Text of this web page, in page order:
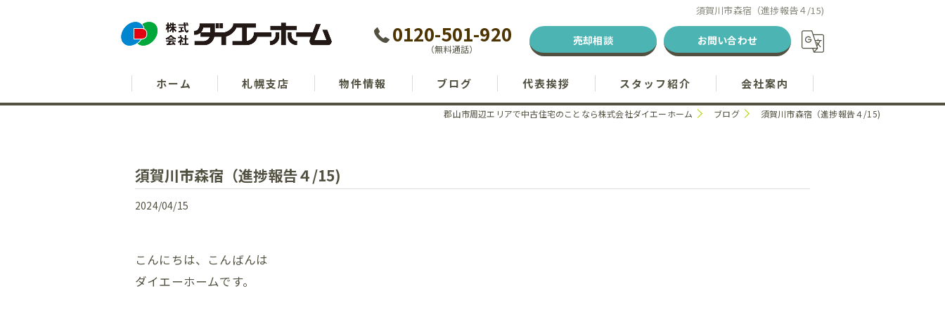
須賀川市森宿（進捗報告４/15)
0120-501-920
（無料通話）
売却相談 お問い合わせ
ホーム 札幌支店 物件情報 ブログ 代表挨拶 スタッフ紹介 会社案内
郡山市周辺エリアで中古住宅のことなら株式会社ダイエーホーム ブログ 須賀川市森宿（進捗報告４/15)
須賀川市森宿（進捗報告４/15)
2024/04/15
こんにちは、こんばんは
ダイエーホームです。